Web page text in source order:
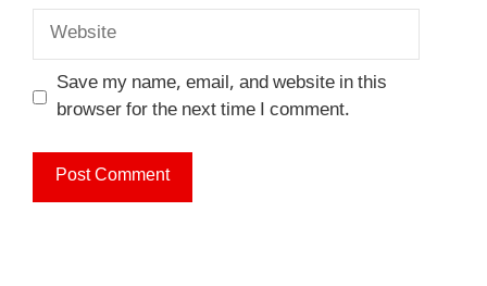
Website
Save my name, email, and website in this
browser for the next time I comment.